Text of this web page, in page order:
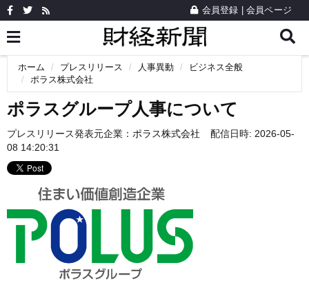
会員登録 会員ページ
ホーム プレスリリース 人事異動
ビジネス全般
ポラス株式会社
ポラスグループ人事について
プレスリリース発表元企業： ポラス株式会社
配信日時: 2026-05-
08 14:20:31